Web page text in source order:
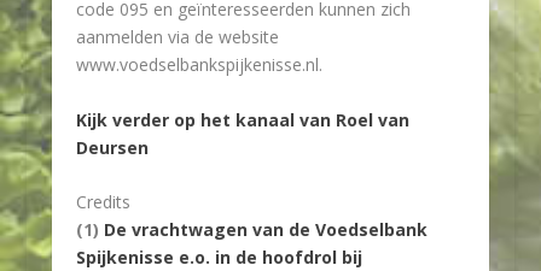
code 095 en geïnteresseerden kunnen zich
aanmelden via de website
www.voedselbankspijkenisse.nl.
Kijk verder op het kanaal van Roel van
Deursen
Credits
(1) De vrachtwagen van de Voedselbank
Spijkenisse e.o. in de hoofdrol bij